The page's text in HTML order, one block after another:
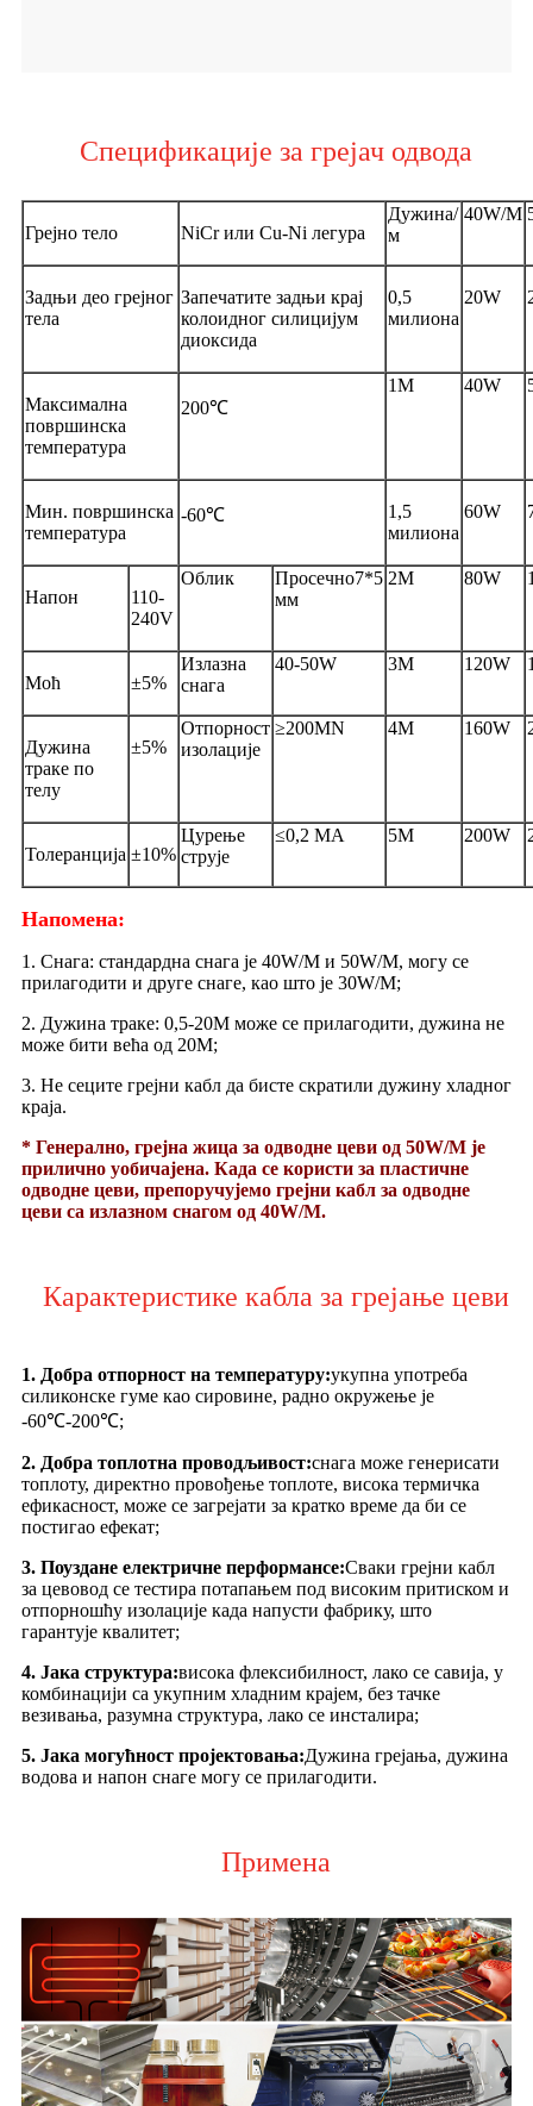
Спецификације за грејач одвода
Грејно тело NiCr или Cu-Ni легура
Дужина/
м
40W/M
Задњи део грејног
тела
Запечатите задњи крај
колоидног силицијум
диоксида
0,5
милиона
20W
Максимална
површинска
температура
200℃
1M 40W
Мин. површинска
температура
-60℃
1,5
милиона
60W
Напон
110-
240V
Облик
Просечно7*5
мм
2M 80W
Моћ ±5%
Излазна
снага
40-50W 3M 120W
Дужина
траке по
телу
±5%
Отпорност
изолације
≥200MN 4M 160W
Толеранција ±10%
Цурење
струје
≤0,2 МА 5M 200W
Напомена:
1. Снага: стандардна снага је 40W/M и 50W/M, могу се
прилагодити и друге снаге, као што је 30W/M;
2. Дужина траке: 0,5-20М може се прилагодити, дужина не
може бити већа од 20М;
3. Не сеците грејни кабл да бисте скратили дужину хладног
краја.
* Генерално, грејна жица за одводне цеви од 50W/M је
прилично уобичајена. Када се користи за пластичне
одводне цеви, препоручујемо грејни кабл за одводне
цеви са излазном снагом од 40W/M.
Карактеристике кабла за грејање цеви
1. Добра отпорност на температуру:укупна употреба
силиконске гуме као сировине, радно окружење је
-60℃-200℃;
2. Добра топлотна проводљивост:снага може генерисати
топлоту, директно провођење топлоте, висока термичка
ефикасност, може се загрејати за кратко време да би се
постигао ефекат;
3. Поуздане електричне перформансе:Сваки грејни кабл
за цевовод се тестира потапањем под високим притиском и
отпорношћу изолације када напусти фабрику, што
гарантује квалитет;
4. Јака структура:висока флексибилност, лако се савија, у
комбинацији са укупним хладним крајем, без тачке
везивања, разумна структура, лако се инсталира;
5. Јака могућност пројектовања:Дужина грејања, дужина
водова и напон снаге могу се прилагодити.
Примена